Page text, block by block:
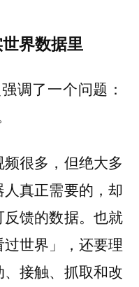
界数据里
调了一个问题：
很多，但绝大多
真正需要的，却
馈的数据。也就
世界」，还要理
接触、抓取和改